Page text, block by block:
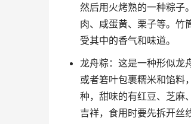
然后用火烤熟的一种粽子
肉、咸蛋黄、栗子等。竹
受其中的香气和味道。
龙舟粽：这是一种形似龙
或者箬叶包裹糯米和馅料
种，甜味的有红豆、芝麻
吉祥，食用时要先拆开丝